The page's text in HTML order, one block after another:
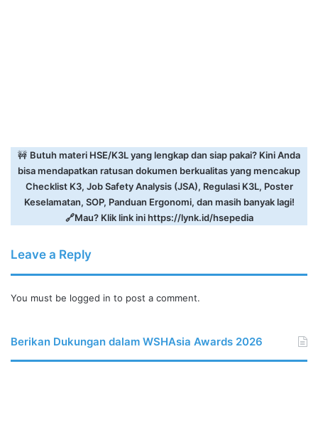
🚧 Butuh materi HSE/K3L yang lengkap dan siap pakai? Kini Anda
bisa mendapatkan ratusan dokumen berkualitas yang mencakup
Checklist K3, Job Safety Analysis (JSA), Regulasi K3L, Poster
Keselamatan, SOP, Panduan Ergonomi, dan masih banyak lagi!
🔗Mau? Klik link inihttps://lynk.id/hsepedia
Leave a Reply
You must be logged in to post a comment.
Berikan Dukungan dalam WSHAsia Awards 2026